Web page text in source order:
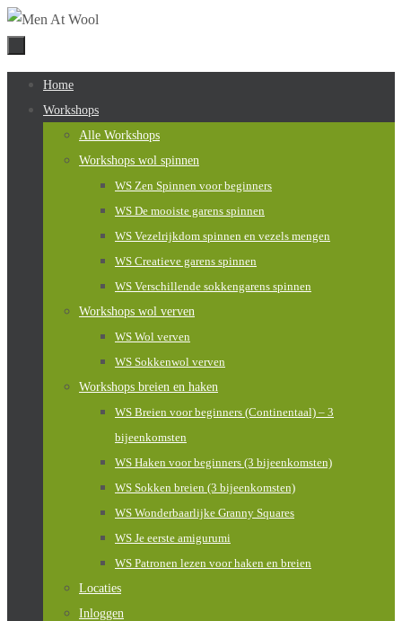
Naar
inhoud
springen
Naar
Home
Workshops
Alle Workshops
Workshops wol spinnen
WS Zen Spinnen voor beginners
WS De mooiste garens spinnen
WS Vezelrijkdom spinnen en vezels mengen
WS Creatieve garens spinnen
WS Verschillende sokkengarens spinnen
Workshops wol verven
WS Wol verven
WS Sokkenwol verven
Workshops breien en haken
WS Breien voor beginners (Continentaal) – 3
bijeenkomsten
WS Haken voor beginners (3 bijeenkomsten)
WS Sokken breien (3 bijeenkomsten)
WS Wonderbaarlijke Granny Squares
WS Je eerste amigurumi
WS Patronen lezen voor haken en breien
Locaties
Inloggen